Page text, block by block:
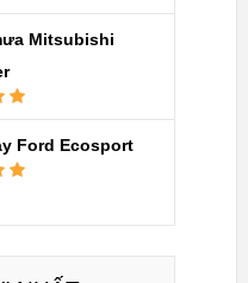
Mitsubishi
5Ford Ecosport